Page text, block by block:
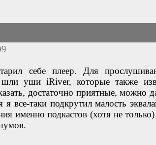
себе плеер. Для
уши iRiver, которые также
достаточно приятные, можно
я все-таки подкрутил малость
именно подкастов (хотя не